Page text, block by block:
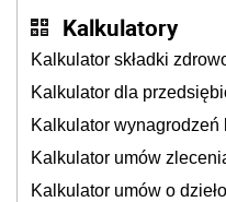
Kalkulatory
Kalkulator składki
Kalkulator dla
Kalkulator wynagrodzeń
Kalkulator umów
Kalkulator umów o dzieło